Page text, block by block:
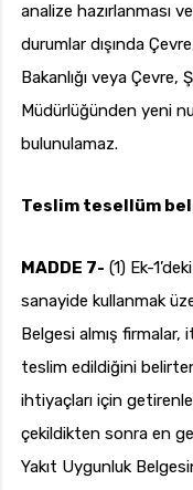
analize hazırlanması
durumlar dışında
Bakanlığı veya Çevre,
Müdürlüğünden yeni
bulunulamaz.
Teslim tesellüm
MADDE 7- (1) Ek-
sanayide kullanmak
Belgesi almış firmalar,
teslim edildiğini
ihtiyaçları için
çekildikten sonra en
Yakıt Uygunluk